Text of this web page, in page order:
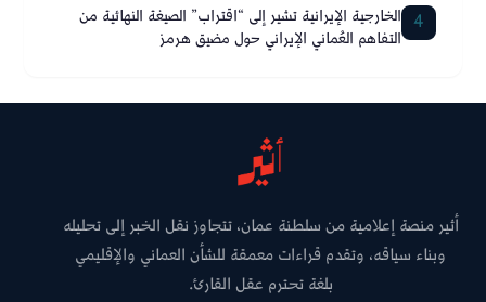
4 الخارجية الإيرانية تشير إلى “اقتراب” الصيغة النهائية من
التفاهم العُماني الإيراني حول مضيق هرمز
أثير منصة إعلامية من سلطنة عمان، تتجاوز نقل الخبر إلى تحليله
وبناء سياقه، وتقدم قراءات معمقة للشأن العماني والإقليمي
بلغة تحترم عقل القارئ.